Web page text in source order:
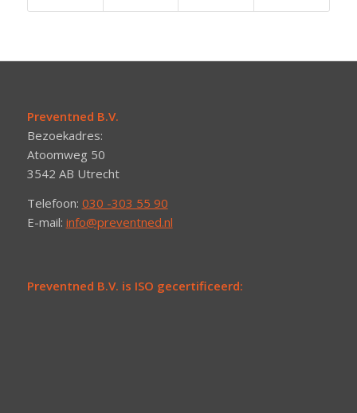
Preventned B.V.
Bezoekadres:
Atoomweg 50
3542 AB Utrecht
Telefoon: 030 -303 55 90
E-mail: info@preventned.nl
Preventned B.V. is ISO gecertificeerd: